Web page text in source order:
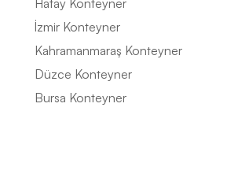
Hatay Konteyner
İzmir Konteyner
Kahramanmaraş Konteyner
Düzce Konteyner
Bursa Konteyner